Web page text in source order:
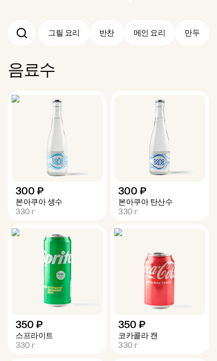
그릴 요리 반찬 메인 요리 만두
음료수
300 ₽
본아쿠아 생수
330г
300 ₽
본아쿠아 탄산수
330г
350 ₽
스프라이트
330г
350 ₽
코카콜라 캔
330г